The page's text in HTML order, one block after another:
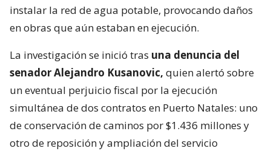
instalar la red de agua potable, provocando daños
en obras que aún estaban en ejecución.
La investigación se inició tras una denuncia del
senador Alejandro Kusanovic, quien alertó sobre
un eventual perjuicio fiscal por la ejecución
simultánea de dos contratos en Puerto Natales: uno
de conservación de caminos por $1.436 millones y
otro de reposición y ampliación del servicio